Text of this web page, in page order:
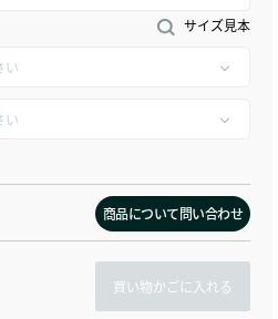
サイズ見本
商品について問い合わせ
買い物かごに入れる